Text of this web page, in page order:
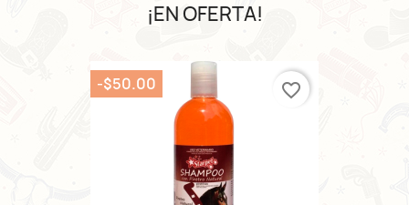
¡EN OFERTA!
-$50.00 favorite_border